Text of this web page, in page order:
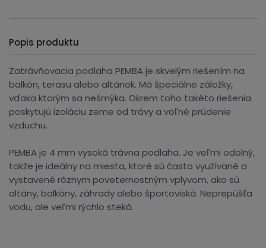
Popis produktu
Zatrávňovacia podlaha PEMBA je skvelým riešením na
balkón, terasu alebo altánok. Má špeciálne záložky,
vďaka ktorým sa nešmýka. Okrem toho takéto riešenia
poskytujú izoláciu zeme od trávy a voľné prúdenie
vzduchu.
PEMBA je 4 mm vysoká trávna podlaha. Je veľmi odolný,
takže je ideálny na miesta, ktoré sú často využívané a
vystavené rôznym poveternostným vplyvom, ako sú
altány, balkóny, záhrady alebo športoviská. Neprepúšťa
vodu, ale veľmi rýchlo steká.